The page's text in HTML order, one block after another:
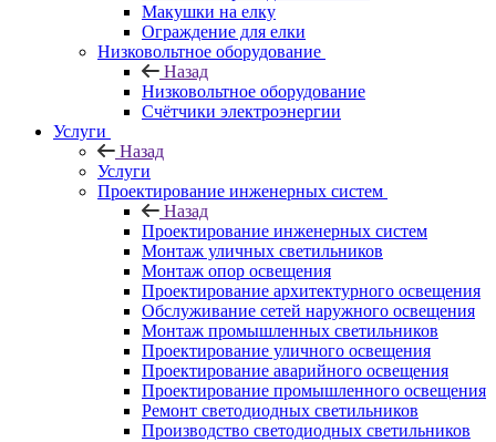
Макушки на елку
Ограждение для елки
Низковольтное оборудование
Назад
Низковольтное оборудование
Счётчики электроэнергии
Услуги
Назад
Услуги
Проектирование инженерных систем
Назад
Проектирование инженерных систем
Монтаж уличных светильников
Монтаж опор освещения
Проектирование архитектурного освещения
Обслуживание сетей наружного освещения
Монтаж промышленных светильников
Проектирование уличного освещения
Проектирование аварийного освещения
Проектирование промышленного освещения
Ремонт светодиодных светильников
Производство светодиодных светильников